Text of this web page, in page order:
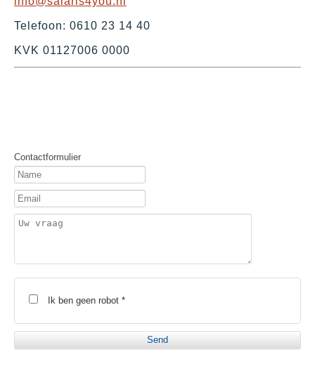
Telefoon: 0610 23 14 40
KVK 01127006 0000
Contactformulier
Ik ben geen robot *